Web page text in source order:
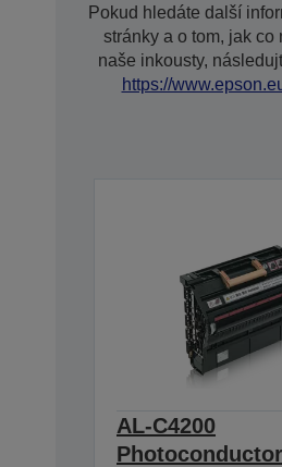
Pokud hledáte další
stránky a o tom, jak co
naše inkousty,
https://
AL-C4200